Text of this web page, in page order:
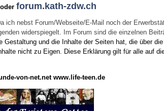
oderforum.kath-zdw.ch
ich nebst Forum/Webseite/E-Mail noch der
widerspiegelt. Im Forum sind die einzelnen
und die Inhalte der Seiten hat, die über
nicht zu Eigen. Diese Erklärung gilt für alle auf
von-net.net www.life-teen.de